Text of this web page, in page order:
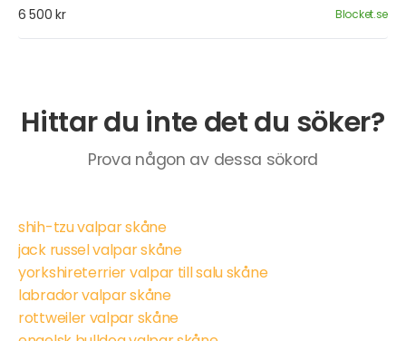
6 500 kr Blocket.se
Hittar du inte det du söker?
Prova någon av dessa sökord
shih-tzu valpar skåne
jack russel valpar skåne
yorkshireterrier valpar till salu skåne
labrador valpar skåne
rottweiler valpar skåne